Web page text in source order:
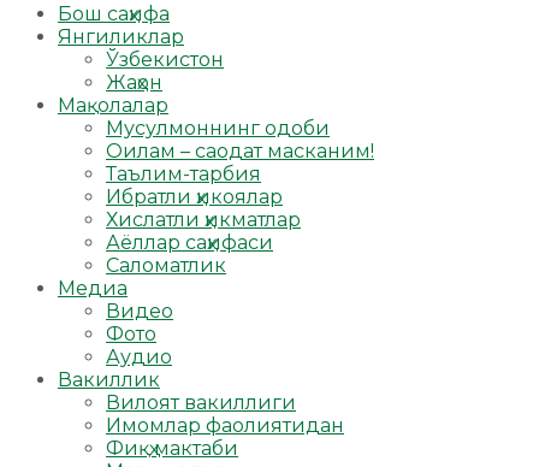
Бош саҳифа
Янгиликлар
Ўзбекистон
Жаҳон
Мақолалар
Мусулмоннинг одоби
Оилам – саодат масканим!
Таълим-тарбия
Ибратли ҳикоялар
Хислатли ҳикматлар
Аёллар саҳифаси
Саломатлик
Медиа
Видео
Фото
Аудио
Вакиллик
Вилоят вакиллиги
Имомлар фаолиятидан
Фиқҳ мактаби